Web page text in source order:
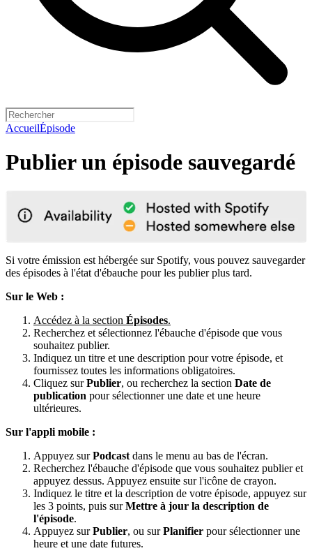
AccueilÉpisode
Publier un épisode sauvegardé
Si votre émission est hébergée sur Spotify, vous pouvez sauvegarder
des épisodes à l'état d'ébauche pour les publier plus tard.
Sur le Web :
Accédez à la section Épisodes.
Recherchez et sélectionnez l'ébauche d'épisode que vous
souhaitez publier.
Indiquez un titre et une description pour votre épisode, et
fournissez toutes les informations obligatoires.
Cliquez surPublier, ou recherchez la section Date de
publication pour sélectionner une date et une heure
ultérieures.
Sur l'appli mobile :
Appuyez surPodcast dans le menu au bas de l'écran.
Recherchez l'ébauche d'épisode que vous souhaitez publier et
appuyez dessus. Appuyez ensuite sur l'icône de crayon.
Indiquez le titre et la description de votre épisode, appuyez sur
les 3 points, puis surMettre à jour la description de
l'épisode.
Appuyez surPublier, ou surPlanifier pour sélectionner une
heure et une date futures.